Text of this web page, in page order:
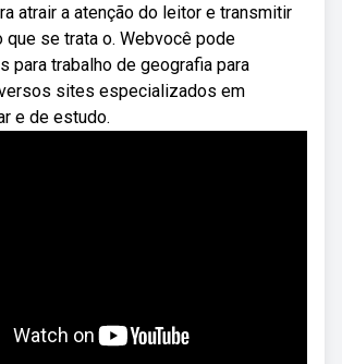
atrair a atenção do leitor e transmitir
que se trata o. Webvocê pode
para trabalho de geografia para
sites especializados em
e de estudo.